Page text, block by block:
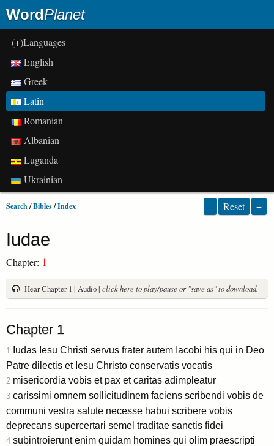
WordPlanet
(+)Languages
English
Greek
Latin
Romanian
Albanian
Luganda
Ukrainian
Search/Bibles/Index - Reset +
Iudae
Chapter: 1
Hear Chapter 1 | Audio | click here to play/pause or "save as" to download.
Chapter 1
1
Iudas Iesu Christi servus frater autem Iacobi his qui in Deo
Patre dilectis et Iesu Christo conservatis vocatis
2 misericordia vobis et pax et caritas adimpleatur
3 carissimi omnem sollicitudinem faciens scribendi vobis de
communi vestra salute necesse habui scribere vobis
deprecans supercertari semel traditae sanctis fidei
4 subintroierunt enim quidam homines qui olim praescripti